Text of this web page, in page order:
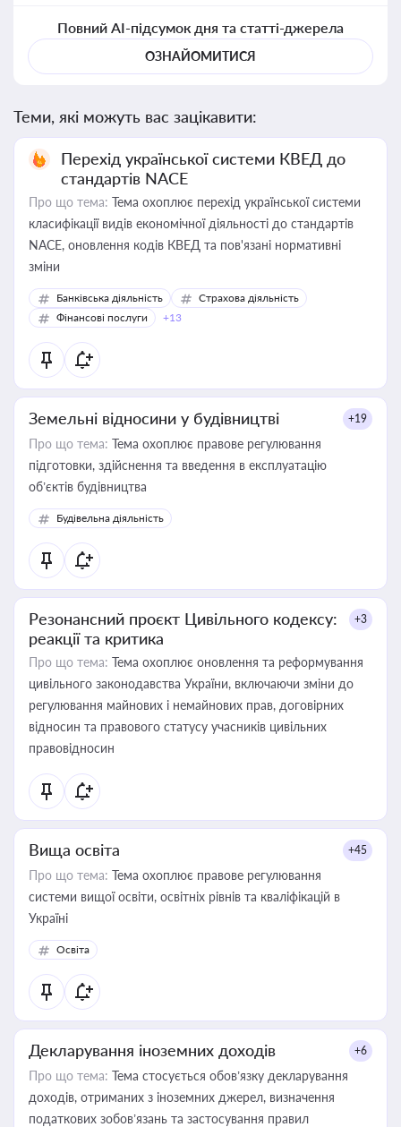
Повний AI-підсумок дня та статті-джерела
ОЗНАЙОМИТИСЯ
Теми, які можуть вас зацікавити:
Перехід української системи КВЕД до
стандартів NACE
Про що тема: Тема охоплює перехід української системи
класифікації видів економічної діяльності до стандартів
NACE, оновлення кодів КВЕД та пов'язані нормативні
зміни
Банківська діяльність
Страхова діяльність
Фінансові послуги
+13
Земельні відносини у будівництві +19
Про що тема: Тема охоплює правове регулювання
підготовки, здійснення та введення в експлуатацію
об’єктів будівництва
Будівельна діяльність
Резонансний проєкт Цивільного кодексу:
реакції та критика
+3
Про що тема: Тема охоплює оновлення та реформування
цивільного законодавства України, включаючи зміни до
регулювання майнових і немайнових прав, договірних
відносин та правового статусу учасників цивільних
правовідносин
Вища освіта +45
Про що тема: Тема охоплює правове регулювання
системи вищої освіти, освітніх рівнів та кваліфікацій в
Україні
Освіта
Декларування іноземних доходів +6
Про що тема: Тема стосується обов’язку декларування
доходів, отриманих з іноземних джерел, визначення
податкових зобов’язань та застосування правил